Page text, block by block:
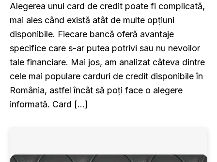
Alegerea unui card de credit poate fi complicată,
mai ales când există atât de multe opțiuni
disponibile. Fiecare bancă oferă avantaje
specifice care s-ar putea potrivi sau nu nevoilor
tale financiare. Mai jos, am analizat câteva dintre
cele mai populare carduri de credit disponibile în
România, astfel încât să poți face o alegere
informată. Card […]